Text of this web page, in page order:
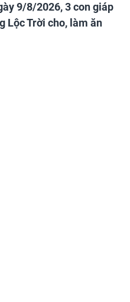
9/8/2026, 3 con giáp
Lộc Trời cho, làm ăn